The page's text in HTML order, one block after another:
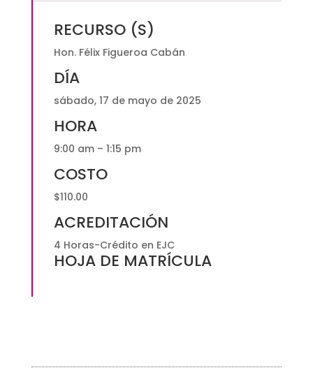
Presencial
ZOOM
quantity
RECURSO (S)
Hon. Félix Figueroa Cabán
DÍA
sábado, 17 de mayo de 2025
HORA
9:00 am – 1:15 pm
COSTO
$110.00
ACREDITACIÓN
4 Horas-Crédito en EJC
HOJA DE MATRÍCULA